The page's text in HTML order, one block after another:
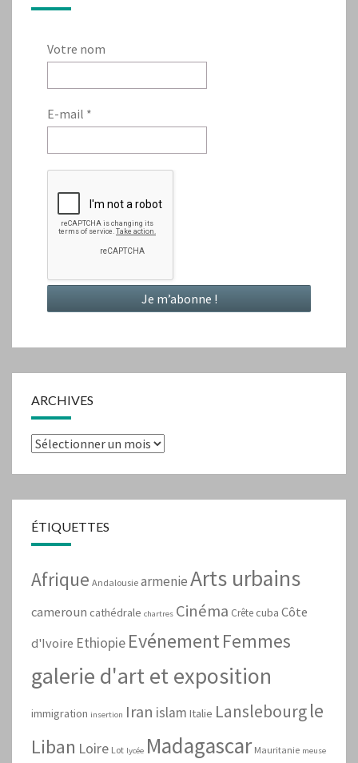
Votre nom
E-mail *
ARCHIVES
Archives
ÉTIQUETTES
Afrique Andalousie armenieArts urbains
cameroun cathédrale chartres Cinéma Crêtecuba Côte
d'Ivoire Ethiopie EvénementFemmes
galerie d'art et exposition
immigration insertion Iran islam Italie Lanslebourgle
Liban Loire Lot lycée Madagascar Mauritanie meuse